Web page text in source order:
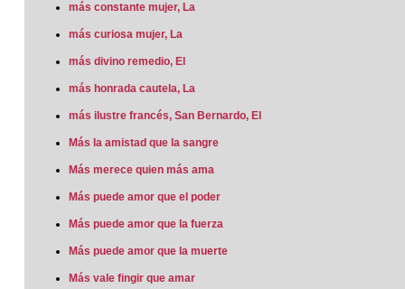
más constante mujer, La
más curiosa mujer, La
más divino remedio, El
más honrada cautela, La
más ilustre francés, San Bernardo, El
Más la amistad que la sangre
Más merece quien más ama
Más puede amor que el poder
Más puede amor que la fuerza
Más puede amor que la muerte
Más vale fingir que amar